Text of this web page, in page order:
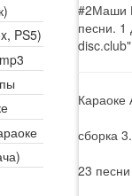
#2Маши
песни. 1
сборка
23
PS5)